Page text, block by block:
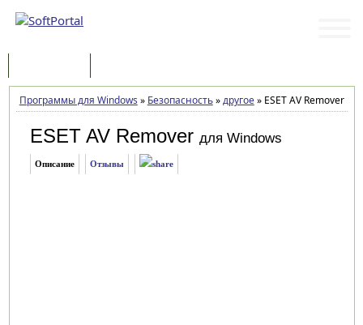
Программы для Windows » Безопасность»другое»ESET AV Remover
ESET AV Remover для Windows
Описание Отзывы